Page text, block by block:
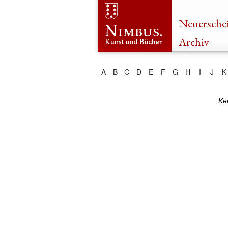
Archiv
A B C D E F G H I J K